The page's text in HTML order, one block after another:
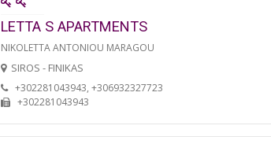
LETTA S APARTMENTS
NIKOLETTA ANTONIOU MARAGOU
SIROS - FINIKAS
+302281043943, +306932327723
+302281043943